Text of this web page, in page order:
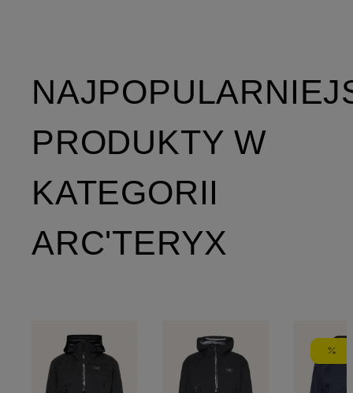
PRODUKTY W
KATEGORII
ARC'TERYX